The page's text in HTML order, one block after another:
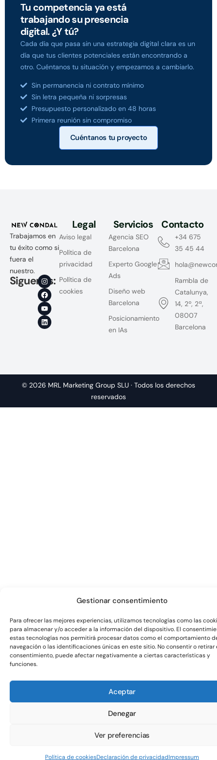
Gestionar consentimiento
Para ofrecer las mejores experiencias, utilizamos tecnologías como las
para almacenar y/o acceder a la información del dispositivo. El
estas tecnologías nos permitirá procesar datos como el comportamiento
navegación o las identificaciones únicas en este sitio. No consentir o retirar
consentimiento, puede afectar negativamente a ciertas características y
funciones.
Aceptar
Denegar
Ver preferencias
Política de cookiesDeclaración de privacidadImpressum
Tu competencia ya está
trabajando su presencia
digital. ¿Y tú?
Cada día que pasa sin una estrategia digital clara es un
día que tus clientes potenciales están encontrando a
otro. Cuéntanos tu situación y empezamos a cambiarlo.
Sin permanencia ni contrato mínimo
Sin letra pequeña ni sorpresas
Presupuesto personalizado en 48 horas
Primera reunión sin compromiso
Cuéntanos tu proyecto
Trabajamos en
tu éxito como si
fuera el
nuestro.
Siguenos:
Legal
Aviso legal
Política de
privacidad
Política de
cookies
Servicios
Agencia SEO
Barcelona
Experto Google
Ads
Diseño web
Barcelona
Posicionamiento
en IAs
Contacto
+34 675
35 45 44
Rambla de
Catalunya,
14, 2º, 2ª,
08007
Barcelona
© 2026 MRL Marketing Group SLU · Todos los derechos
reservados